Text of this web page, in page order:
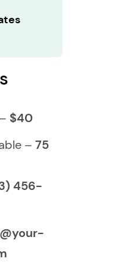
$40
– 75
456-